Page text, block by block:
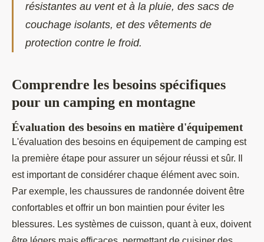
résistantes au vent et à la pluie, des sacs de
couchage isolants, et des vêtements de
protection contre le froid.
Comprendre les besoins spécifiques
pour un camping en montagne
Évaluation des besoins en matière d'équipement
L'évaluation des besoins en équipement de camping est
la première étape pour assurer un séjour réussi et sûr. Il
est important de considérer chaque élément avec soin.
Par exemple, les chaussures de randonnée doivent être
confortables et offrir un bon maintien pour éviter les
blessures. Les systèmes de cuisson, quant à eux, doivent